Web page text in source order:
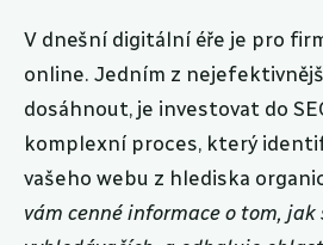
V dnešní digitální éře je pro
online. Jedním z
dosáhnout, je investovat do
komplexní proces, který
vašeho webu z hlediska
vám cenné informace o tom, jak